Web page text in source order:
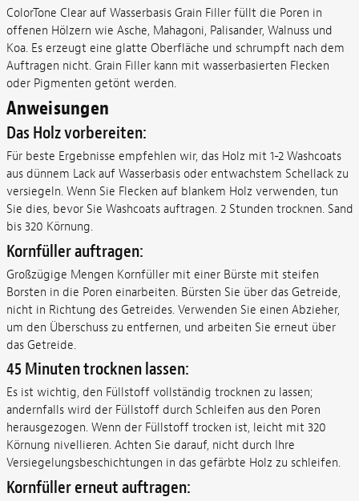
ColorTone Clear auf Wasserbasis Grain Filler füllt die Poren in
offenen Hölzern wie Asche, Mahagoni, Palisander, Walnuss und
Koa. Es erzeugt eine glatte Oberfläche und schrumpft nach dem
Auftragen nicht. Grain Filler kann mit wasserbasierten Flecken
oder Pigmenten getönt werden.
Anweisungen
Das Holz vorbereiten:
Für beste Ergebnisse empfehlen wir, das Holz mit 1-2 Washcoats
aus dünnem Lack auf Wasserbasis oder entwachstem Schellack zu
versiegeln. Wenn Sie Flecken auf blankem Holz verwenden, tun
Sie dies, bevor Sie Washcoats auftragen. 2 Stunden trocknen. Sand
bis 320 Körnung.
Kornfüller auftragen:
Großzügige Mengen Kornfüller mit einer Bürste mit steifen
Borsten in die Poren einarbeiten. Bürsten Sie über das Getreide,
nicht in Richtung des Getreides. Verwenden Sie einen Abzieher,
um den Überschuss zu entfernen, und arbeiten Sie erneut über
das Getreide.
45 Minuten trocknen lassen:
Es ist wichtig, den Füllstoff vollständig trocknen zu lassen;
andernfalls wird der Füllstoff durch Schleifen aus den Poren
herausgezogen. Wenn der Füllstoff trocken ist, leicht mit 320
Körnung nivellieren. Achten Sie darauf, nicht durch Ihre
Versiegelungsbeschichtungen in das gefärbte Holz zu schleifen.
Kornfüller erneut auftragen: